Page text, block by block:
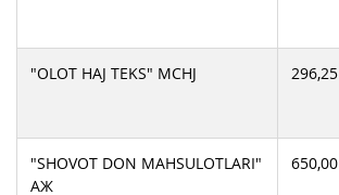
"OLOT HAJ TEKS" MCHJ 296,25
"SHOVOT DON MAHSULOTLARI"
АЖ
650,00